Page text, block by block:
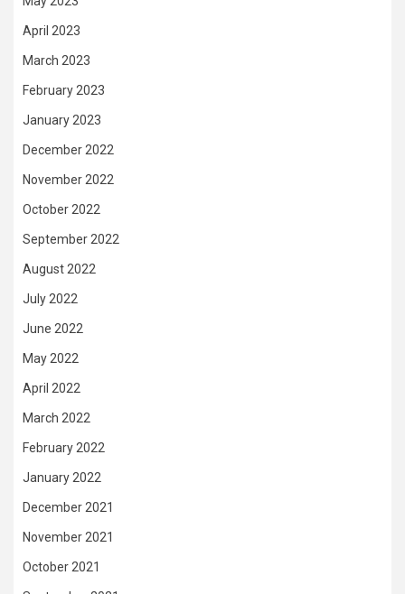
April 2023
March 2023
February 2023
January 2023
December 2022
November 2022
October 2022
September 2022
August 2022
July 2022
June 2022
May 2022
April 2022
March 2022
February 2022
January 2022
December 2021
November 2021
October 2021